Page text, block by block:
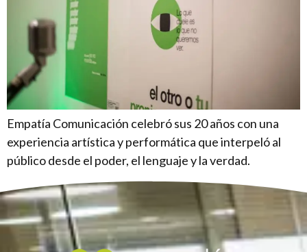
Empatía Comunicación celebró sus 20 años con una
experiencia artística y performática que interpeló al
público desde el poder, el lenguaje y la verdad.